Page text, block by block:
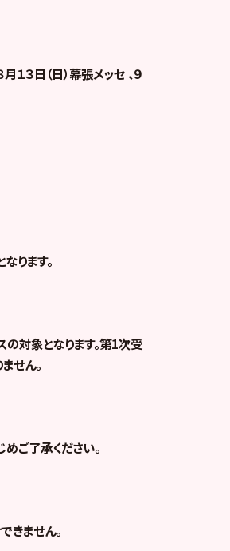
月１３日（日）幕張メッセ 、９
ります。
対象となります。第1次受
せん。
ご了承ください。
きません。